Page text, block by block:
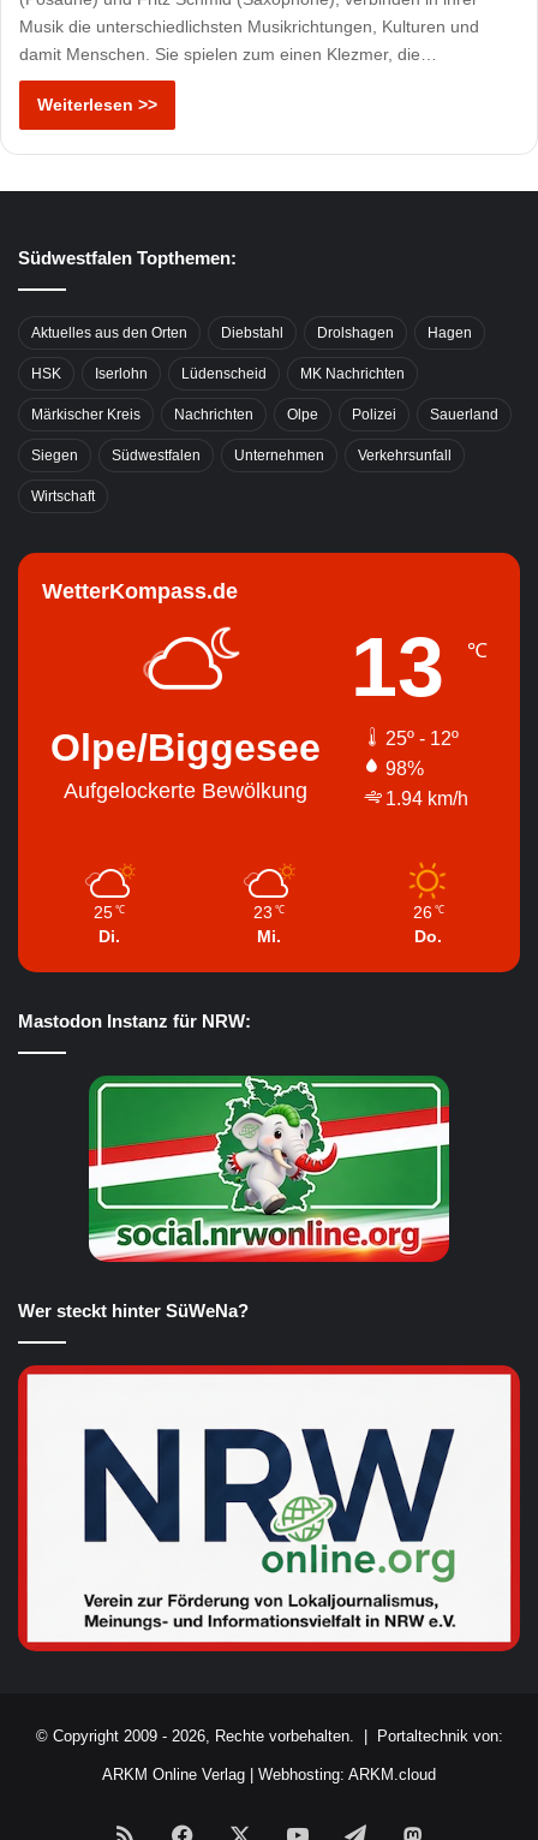
Musik die unterschiedlichsten Musikrichtungen, Kulturen und
damit Menschen. Sie spielen zum einen Klezmer, die…
Weiterlesen >>
Südwestfalen Topthemen:
Aktuelles aus den Orten Diebstahl Drolshagen Hagen
HSK Iserlohn Lüdenscheid MK Nachrichten
Märkischer Kreis Nachrichten Olpe Polizei Sauerland
Siegen Südwestfalen Unternehmen Verkehrsunfall
Wirtschaft
WetterKompass.de
Olpe/Biggesee
Aufgelockerte Bewölkung
13 ℃
25º - 12º
98%
1.94 km/h
25 ℃
Di.
23 ℃
Mi.
26 ℃
Do.
Mastodon Instanz für NRW:
Wer steckt hinter SüWeNa?
© Copyright 2009 - 2026, Rechte vorbehalten. | Portaltechnik von:
ARKM Online Verlag Webhosting: ARKM.cloud
RSS Facebook YouTubeTelegram